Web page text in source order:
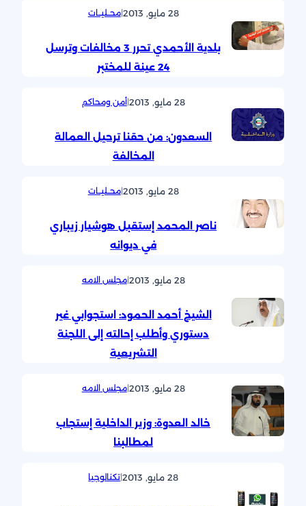
28 مايو, 2013 |محــليــات
بلدية الأحمدي تحرر 3 مخالفات وترسل
24 عينة للمختبر
28 مايو, 2013 |أمن ومحاكم
السعدون: من حقنا ترحيل العمالة
المخالفة
28 مايو, 2013 |محــليــات
ناصر المحمد إستقبل هوشيار زيباري
في ديوانه
28 مايو, 2013 |مجلس الامه
الشيخ أحمد الحمود: استجوابي غير
دستوري وأطلب إحالته إلى اللجنة
التشريعية
28 مايو, 2013 |مجلس الامه
خالد العدوة: وزير الداخلية إستجاب
لمطالبنا
28 مايو, 2013 |تكنالوجيا